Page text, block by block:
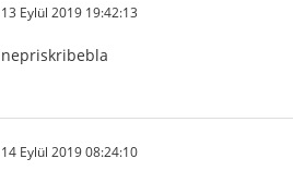
13 Eylül 2019 19:42:13
nepriskribebla
14 Eylül 2019 08:24:10